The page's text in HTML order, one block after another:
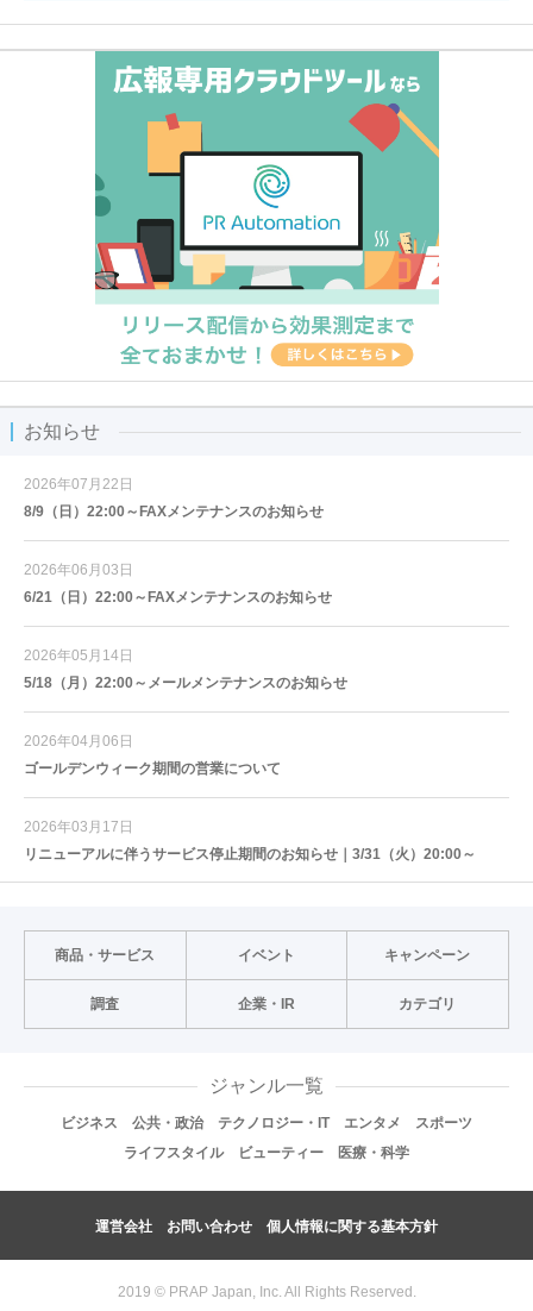
お知らせ
2026年07月22日
8/9（日）22:00～FAXメンテナンスのお知らせ
2026年06月03日
6/21（日）22:00～FAXメンテナンスのお知らせ
2026年05月14日
5/18（月）22:00～メールメンテナンスのお知らせ
2026年04月06日
ゴールデンウィーク期間の営業について
2026年03月17日
リニューアルに伴うサービス停止期間のお知らせ｜3/31（火）20:00～
商品・サービス イベント キャンペーン
調査 企業・IR カテゴリ
ジャンル一覧
ビジネス 公共・政治 テクノロジー・IT エンタメ
スポーツ
ライフスタイル
ビューティー 医療・科学
運営会社 お問い合わせ 個人情報に関する基本方針
2019 © PRAP Japan, Inc. All Rights Reserved.